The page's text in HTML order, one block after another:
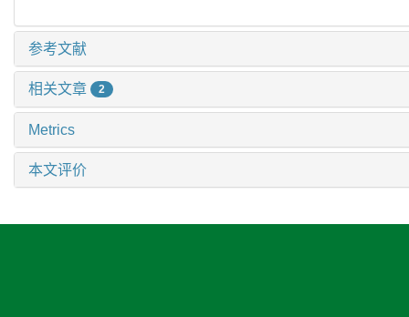
参考文献
相关文章 2
Metrics
本文评价